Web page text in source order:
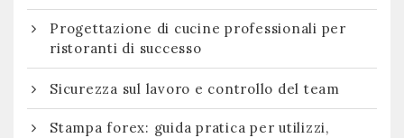
Progettazione di cucine professionali per
ristoranti di successo
Sicurezza sul lavoro e controllo del team
Stampa forex: guida pratica per utilizzi,